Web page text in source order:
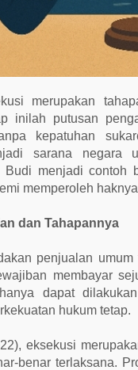
merupakan
inilah putusan
kepatuhan
sarana negara
menjadi contoh
memperoleh
dan Tahapannya
penjualan
membayar
dapat
hukum tetap.
eksekusi
benar terlaksana.